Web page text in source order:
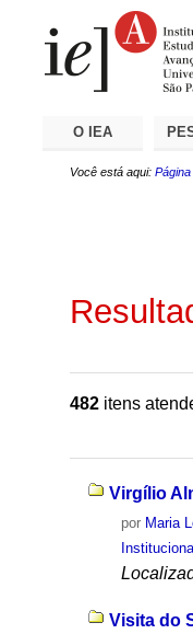
O IEA
Você está aqui:
482 itens
Virgílio
por Maria
Institucional
Visita do